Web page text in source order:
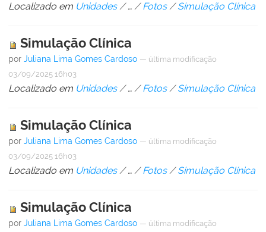
Localizado em Unidades /… /Fotos /Simulação Clínica
Simulação Clínica
por Juliana Lima Gomes Cardoso — última modificação
03/09/2025 16h03
Localizado em Unidades /… /Fotos /Simulação Clínica
Simulação Clínica
por Juliana Lima Gomes Cardoso — última modificação
03/09/2025 16h03
Localizado em Unidades /… /Fotos /Simulação Clínica
Simulação Clínica
por Juliana Lima Gomes Cardoso — última modificação